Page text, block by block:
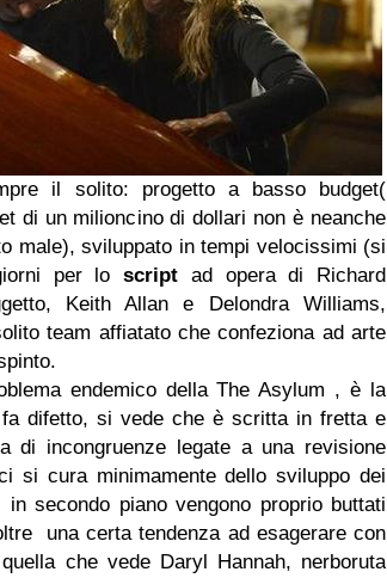
il solito: progetto a basso budget(
di un milioncino di dollari non è neanche
male), sviluppato in tempi velocissimi (si
per loscript ad opera di Richard
Keith Allan e Delondra Williams,
team affiatato che confeziona ad arte
endemico della The Asylum , è la
fa difetto, si vede che è scritta in fretta e
di incongruenze legate a una revisione
si cura minimamente dello sviluppo dei
in secondo piano vengono proprio buttati
una certa tendenza ad esagerare con
che vede Daryl Hannah, nerboruta